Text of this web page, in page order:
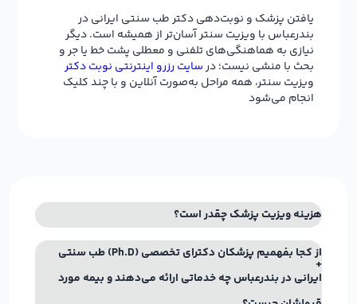
یافتن پزشک و نوبت‌دهی دکتر طب سنتی ایرانی در
بندرعباس با ویزیت سنتر آسان‌تر از همیشه است. دیگر
نیازی به هماهنگی‌های تلفنی و معطلی پشت خط یا جر و
بحث با منشی نیست؛ درسایت رزرو اینترنتی نوبت دکتر
ویزیت سنتر، همه مراحل به‌صورت آنلاین و با چند کلیک
انجام می‌شود
هزینه ویزیت پزشک چقدر است؟
از کجا بفهمیم پزشکان دکترای تخصصی (Ph.D) طب سنتی
ایرانی در بندرعباس چه خدماتی ارائه می‌دهند و بیمه مورد